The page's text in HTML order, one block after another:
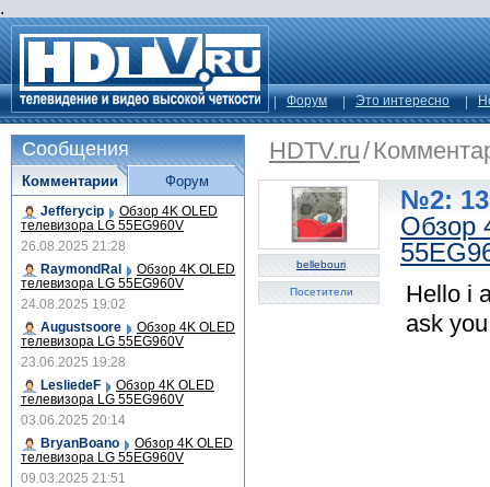
.
Форум Это интересно
HDTV.ru/
bellebouri
Посетители
№2: 13
Обзор
Hello i
ask
Сообщения
Комментарии
Jefferycip Обзор 4K OLED
телевизора LG 55EG960V
26.08.2025 21:28
RaymondRal
Обзор 4K OLED
телевизора LG 55EG960V
24.08.2025 19:02
Augustsoore
Обзор 4K OLED
телевизора LG 55EG960V
23.06.2025 19:28
LesliedeF
Обзор 4K OLED
телевизора LG 55EG960V
03.06.2025 20:14
BryanBoano
Обзор 4K OLED
телевизора LG 55EG960V
09.03.2025 21:51
Форум